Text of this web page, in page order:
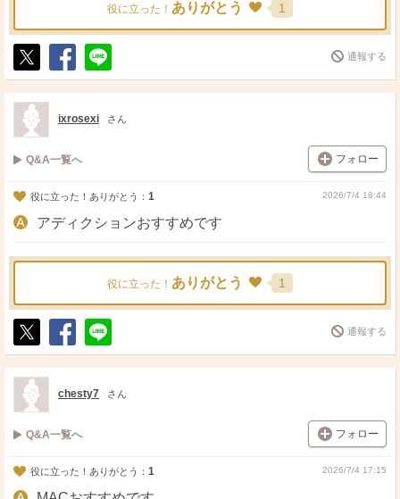
役に立った！ ありがとう 1
ポ
ス
ト
シ
ェ
送
る
通報する
ixrosexi さん
Q&A一覧へ フォロー
役に立った！ありがとう： 1 2026/7/4 18:44
アディクションおすすめです
役に立った！ ありがとう 1
ポ
ス
ト
シ
ェ
送
る
通報する
chesty7 さん
Q&A一覧へ フォロー
役に立った！ありがとう： 1 2026/7/4 17:15